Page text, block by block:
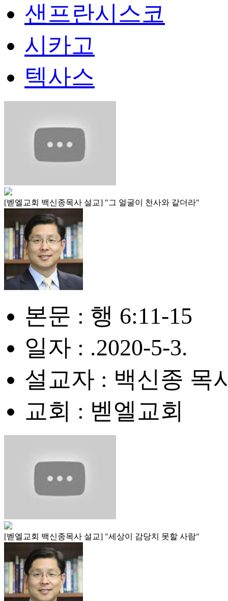
샌프란시스코
시카고
텍사스
[벧엘교회 백신종목사 설교] "그 얼굴이 천사와 같더라"
본문 : 행 6:11-15
일자 : .2020-5-3.
설교자 : 백신종 목
교회 : 벧엘교회
[벧엘교회 백신종목사 설교] "세상이 감당치 못할 사람"